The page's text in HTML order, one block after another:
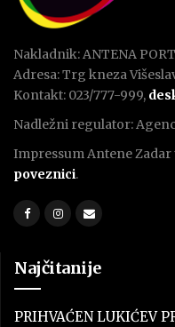
Nakladnik: ANTENA
Adresa: Trg kneza
Kontakt: 023/777-999,
Nadležni regulator:
Impressum Antene
poveznici.
Najčitanije
PRIHVAĆEN LUKIĆEV